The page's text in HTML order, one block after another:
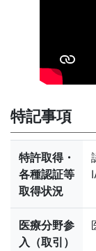
特記事項
特許取得・
各種認証等
取得状況
医療分野参
入（取引）